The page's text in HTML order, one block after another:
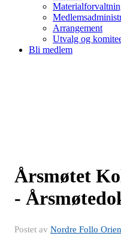
Arrangement
Utvalg og
Bli medlem
Årsmøtet
-
Postet av Nordre Follo